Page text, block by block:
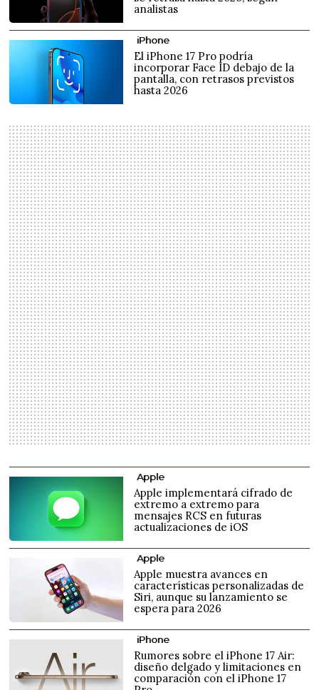
analistas
iPhone
El iPhone 17 Pro podría
incorporar Face ID debajo de la
pantalla, con retrasos previstos
hasta 2026
Apple
Apple implementará cifrado de
extremo a extremo para
mensajes RCS en futuras
actualizaciones de iOS
Apple
Apple muestra avances en
características personalizadas de
Siri, aunque su lanzamiento se
espera para 2026
iPhone
Rumores sobre el iPhone 17 Air:
diseño delgado y limitaciones en
comparación con el iPhone 17